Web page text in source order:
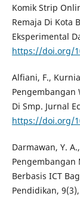
Komik Strip
Remaja Di Kota
Eksperimental
https://doi.org/
Alfiani, F.,
Pengembangan
Di Smp. Jurnal
https://doi.org/
Darmawan, Y.
Pengembangan
Berbasis ICT
Pendidikan,